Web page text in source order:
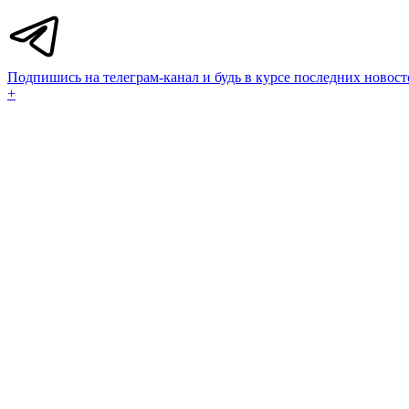
Подпишись на телеграм-канал и будь в курсе последних
+